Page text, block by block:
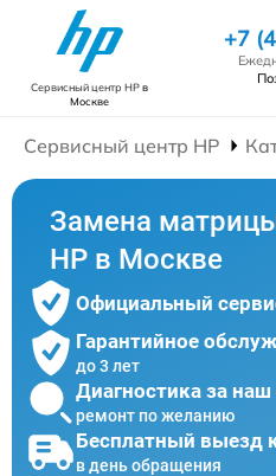
Сервисный центр HPв
Москве
+7
Сервисный центр HP
Замена
HP в Москве
Официальный
Гарантийное
до 3 лет
Диагностика за наш
ремонт по желанию
Бесплатный выезд
в день обращения